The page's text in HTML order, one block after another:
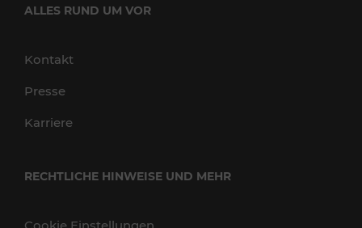
ALLES RUND UM VOR
Kontakt
Presse
Karriere
RECHTLICHE HINWEISE UND MEHR